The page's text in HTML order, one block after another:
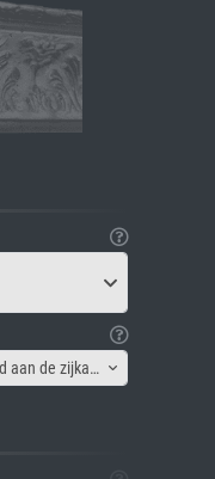
Canvas lijst - Afbeelding gespiegeld aan de zijkant